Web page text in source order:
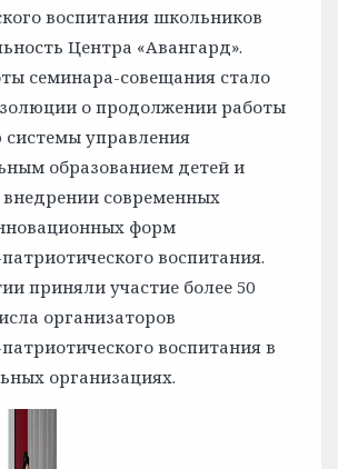
воспитания школьников
Центра «Авангард».
семинара-совещания стало
о продолжении работы
управления
образованием детей и
современных
форм
воспитания.
приняли участие более 50
организаторов
воспитания в
организациях.